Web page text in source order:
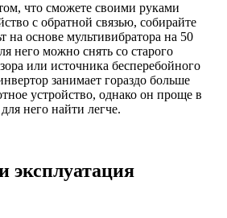
что сможете своими руками
с обратной связью, собирайте
на основе мультивибратора на 50
него можно снять со старого
или источника бесперебойного
занимает гораздо больше
устройство, однако он проще в
него найти легче.
эксплуатация